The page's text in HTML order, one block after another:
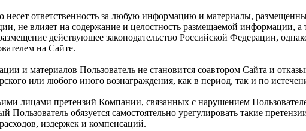
несет ответственность за любую информацию и материалы,
не влияет на содержание и целостность размещаемой информации,
действующее законодательство Российской Федерации,
на Сайте.
и материалов Пользователь не становится соавтором Сайта и
или любого иного вознаграждения, как в период, так и по
лицами претензий Компании, связанных с нарушением
Пользователь обязуется самостоятельно урегулировать такие
издержек и компенсаций.